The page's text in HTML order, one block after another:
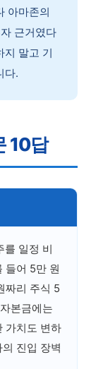
아마존의
근거였다
지 말고 기
다.
10답
를 일정 비
들어 5만 원
짜리 주식 5
본금에는
가치도 변하
진입 장벽